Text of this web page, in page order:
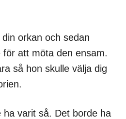
orkan och sedan
för att möta den ensam.
så hon skulle välja dig
ha varit så. Det borde ha